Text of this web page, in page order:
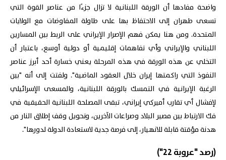
واضحة مفادها أن الورقة اللبنانية لا تزال جزءًا من عناصر القوة التي
تسعى طهران إلى الاحتفاظ بها على طاولة المفاوضات مع الولايات
المتحدة. ومن هنا يمكن فهم الإصرار الإيراني على الربط بين المسارين
اللبناني والإيراني وأي تفاهمات إقليمية أو دولية أوسع، باعتبار أن
التخلي عن هذه الورقة في هذه المرحلة يعني خسارة أحد أبرز عناصر
النفوذ التي راكمتها إيران خلال العقود الماضية". ولفتت إلى أنه "بين
الرغبة الإيرانية في التمسك بالورقة اللبنانية، والمسعى الإسرائيلي
لإفشال أي تقارب أميركي إيراني، تبقى المصلحة اللبنانية الحقيقية في
فك الارتباط بين مصير البلاد وصراعات الآخرين، وتحويل وقف إطلاق النار من
هدنة مؤقتة قابلة للانهيار، إلى فرصة جدية لاستعادة الدولة لدورها".
(رصد "عروبة 22")